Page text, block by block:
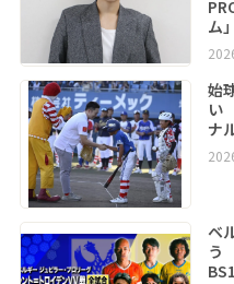
ム
始
い
ナ
ベ
う